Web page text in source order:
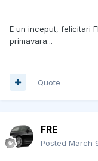
E un inceput, felicitari
primavara...
Quote
FRE
Posted March